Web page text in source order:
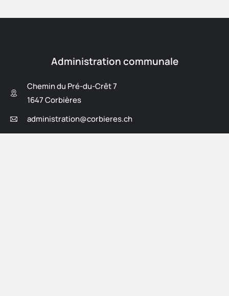
Administration communale
Chemin du Pré-du-Crêt 7
1647 Corbières
administration@corbieres.ch